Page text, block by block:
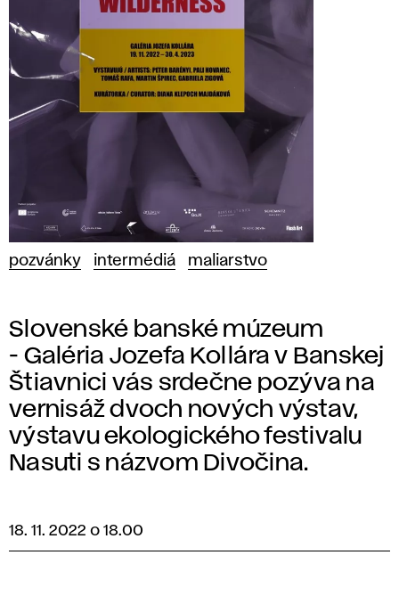
pozvánky intermédiá maliarstvo
Slovenské banské múzeum
- Galéria Jozefa Kollára v Banskej
Štiavnici vás srdečne pozýva na
vernisáž dvoch nových výstav,
výstavu ekologického festivalu
Nasuti s názvom Divočina.
18. 11. 2022 o 18.00